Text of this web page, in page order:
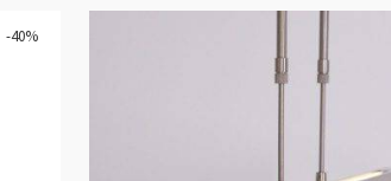
-40%